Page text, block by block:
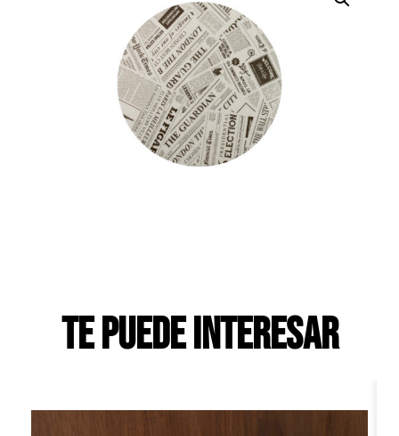
Te puede interesar